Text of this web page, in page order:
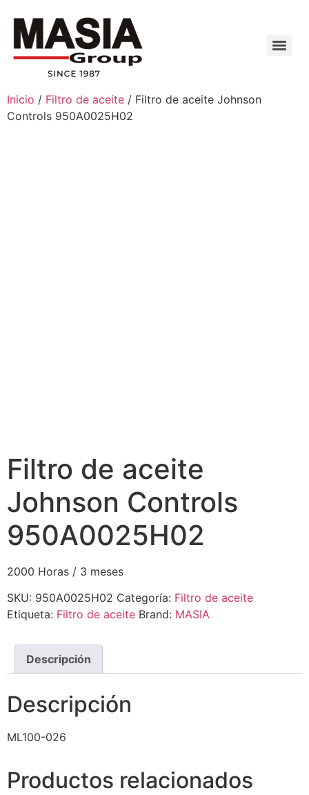
Inicio / Filtro de aceite / Filtro de aceite Johnson
Controls 950A0025H02
Filtro de aceite
Johnson Controls
950A0025H02
2000 Horas / 3 meses
SKU: 950A0025H02 Categoría: Filtro de aceite
Etiqueta: Filtro de aceite Brand: MASIA
Descripción
Descripción
ML100-026
Productos relacionados